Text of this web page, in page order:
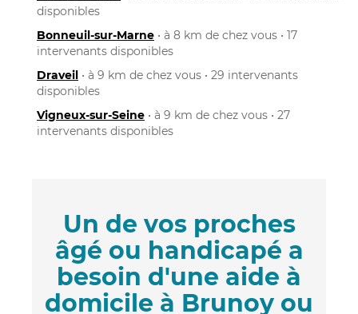
disponibles
Bonneuil-sur-Marne • à 8 km de chez vous • 17
intervenants disponibles
Draveil • à 9 km de chez vous • 29 intervenants
disponibles
Vigneux-sur-Seine • à 9 km de chez vous • 27
intervenants disponibles
Un de vos proches
âgé ou handicapé a
besoin d'une aide à
domicile à Brunoy ou